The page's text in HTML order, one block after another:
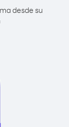
desde su